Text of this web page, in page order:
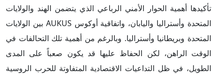
تأكيدها أهمية الحوار الأمني الرباعي الذي يتضمن الهند والولايات
المتحدة وأستراليا واليابان، واتفاقية أوكوس AUKUS بين الولايات
المتحدة وبريطانيا وأستراليا. وبالرغم من أهمية تلك التحالفات في
الوقت الراهن، لكن الحفاظ عليها قد يكون صعباً على المدى
الطويل، في ظل التداعيات الاقتصادية المتفاوتة للحرب الروسية